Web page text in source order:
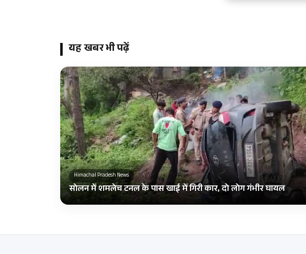
यह खबर भी पढ़ें
Himachal Pradesh News
सोलन में शमलेच टनल के पास खाई में गिरी कार, दो लोग गंभीर घायल